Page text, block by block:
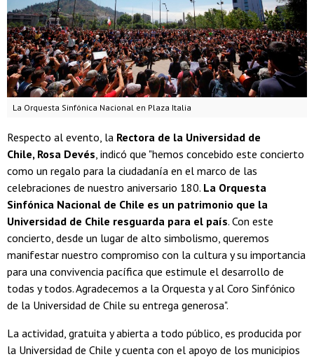
La Orquesta Sinfónica Nacional en Plaza Italia
Respecto al evento, la Rectora de la Universidad de
Chile, Rosa Devés, indicó que "hemos concebido este concierto
como un regalo para la ciudadanía en el marco de las
celebraciones de nuestro aniversario 180. La Orquesta
Sinfónica Nacional de Chile es un patrimonio que la
Universidad de Chile resguarda para el país. Con este
concierto, desde un lugar de alto simbolismo, queremos
manifestar nuestro compromiso con la cultura y su importancia
para una convivencia pacífica que estimule el desarrollo de
todas y todos. Agradecemos a la Orquesta y al Coro Sinfónico
de la Universidad de Chile su entrega generosa".
La actividad, gratuita y abierta a todo público, es producida por
la Universidad de Chile y cuenta con el apoyo de los municipios